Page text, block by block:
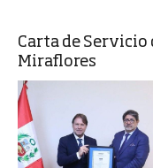
Carta de
Miraflores